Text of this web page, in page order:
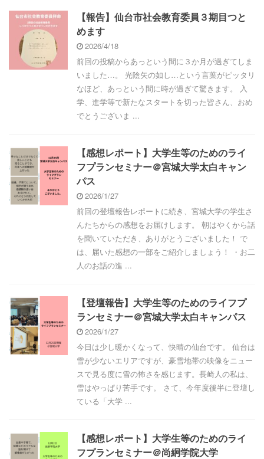
【報告】仙台市社会教育委員３期目つと
めます
2026/4/18
前回の投稿からあっという間に３か月が過ぎてしま
いました…。 光陰矢の如し…という言葉がピッタリ
なほど、あっという間に時が過ぎて驚きます。 入
学、進学等で新たなスタートを切った皆さん、おめ
でとうございま ...
【感想レポート】大学生等のためのライ
フプランセミナー＠宮城大学太白キャン
パス
2026/1/27
前回の登壇報告レポートに続き、宮城大学の学生さ
んたちからの感想をお届けします。 朝はやくから話
を聞いていただき、ありがとうございました！ で
は、届いた感想の一部をご紹介しましょう！ ・お二
人のお話の進 ...
【登壇報告】大学生等のためのライフプ
ランセミナー＠宮城大学太白キャンパス
2026/1/27
今日は少し暖かくなって、快晴の仙台です。 仙台は
雪が少ないエリアですが、豪雪地帯の映像をニュー
スで見る度に雪の怖さを感じます。長崎人の私は、
雪はやっぱり苦手です。 さて、今年度後半に登壇し
ている「大学 ...
【感想レポート】大学生等のためのライ
フプランセミナー＠尚絅学院大学